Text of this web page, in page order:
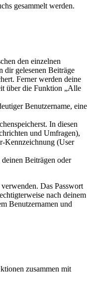
gesammelt werden.
den einzelnen
dir gelesenen Beiträge
Ferner werden deine
über die Funktion „Alle
Benutzername, eine
In diesen
und Umfragen),
Kennzeichnung (User
Beiträgen oder
Das Passwort
nach deinem
Benutzernamen und
zusammen mit